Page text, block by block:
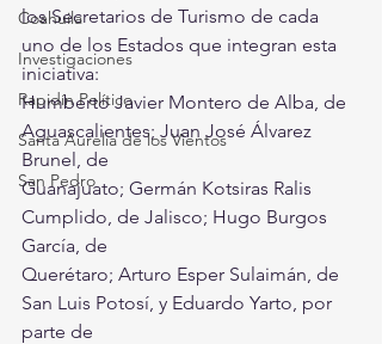
Coahuila
Investigaciones
Rapidín Político
Santa Aurelia de los Vientos
San Pedro
los Secretarios de Turismo de cada
uno de los Estados que integran esta
iniciativa:
Humberto Javier Montero de Alba, de
Aguascalientes; Juan José Álvarez
Brunel, de
Guanajuato; Germán Kotsiras Ralis
Cumplido, de Jalisco; Hugo Burgos
García, de
Querétaro; Arturo Esper Sulaimán, de
San Luis Potosí, y Eduardo Yarto, por
parte de